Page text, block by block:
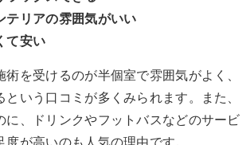
テリアの雰囲気がいい
て安い
術を受けるのが半個室で雰囲気がよく、
という口コミが多くみられます。また、
に、ドリンクやフットバスなどのサービ
度が高いのも人気の理由です。